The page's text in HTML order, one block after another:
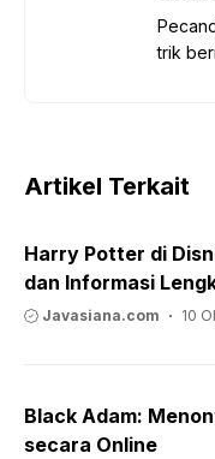
trik
Artikel Terkait
Harry Potter di
dan Informasi
Javasiana.com 10
Black Adam:
secara Online